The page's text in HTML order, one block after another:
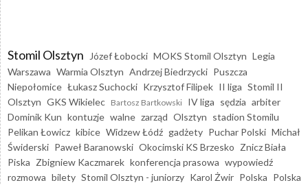
Stomil Olsztyn Józef Łobocki MOKS Stomil Olsztyn Legia
Warszawa Warmia Olsztyn Andrzej Biedrzycki Puszcza
Niepołomice Łukasz Suchocki Krzysztof Filipek II liga Stomil II
Olsztyn GKS Wikielec Bartosz Bartkowski IV liga sędzia arbiter
Dominik Kun kontuzje walne zarząd Olsztyn stadion Stomilu
Pelikan Łowicz kibice Widzew Łódź gadżety Puchar Polski Michał
Świderski Paweł Baranowski Okocimski KS Brzesko Znicz Biała
Piska Zbigniew Kaczmarek konferencja prasowa wypowiedź
rozmowa bilety Stomil Olsztyn - juniorzy Karol Żwir Polska Polska